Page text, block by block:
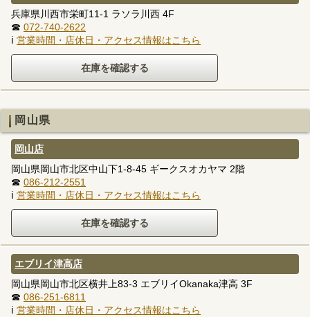
兵庫県川西市栄町11-1 ラソラ川西 4F
☎ 072-740-2622
ℹ 営業時間・店休日・アクセス情報はこちら
岡山県
岡山店
岡山県岡山市北区中山下1-8-45 ギークスオカヤマ 2階
☎ 086-212-2551
ℹ 営業時間・店休日・アクセス情報はこちら
エブリイ津高店
岡山県岡山市北区横井上83-3 エブリイOkanaka津高 3F
☎ 086-251-6811
ℹ 営業時間・店休日・アクセス情報はこちら